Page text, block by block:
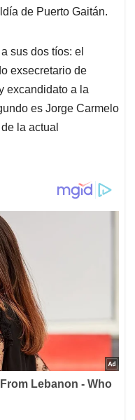
de Puerto Gaitán.
sus dos tíos: el
exsecretario de
excandidato a la
es Jorge Carmelo
la actual